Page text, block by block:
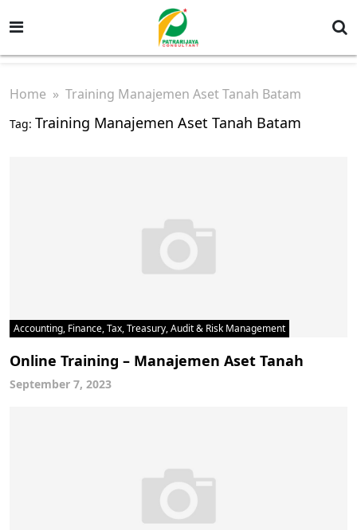
Home » Training Manajemen Aset Tanah Batam
Tag: Training Manajemen Aset Tanah Batam
Accounting, Finance, Tax, Treasury, Audit & Risk Management
Online Training – Manajemen Aset Tanah
September 7, 2023